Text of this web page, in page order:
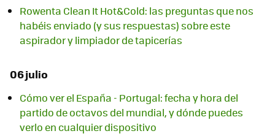
Rowenta Clean It Hot&Cold: las preguntas que nos
habéis enviado (y sus respuestas) sobre este
aspirador y limpiador de tapicerías
06 julio
Cómo ver el España - Portugal: fecha y hora del
partido de octavos del mundial, y dónde puedes
verlo en cualquier dispositivo